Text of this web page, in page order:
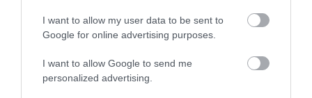
I want to allow my user data to be sent to
Google for online advertising purposes.
I want to allow Google to send me
personalized advertising.